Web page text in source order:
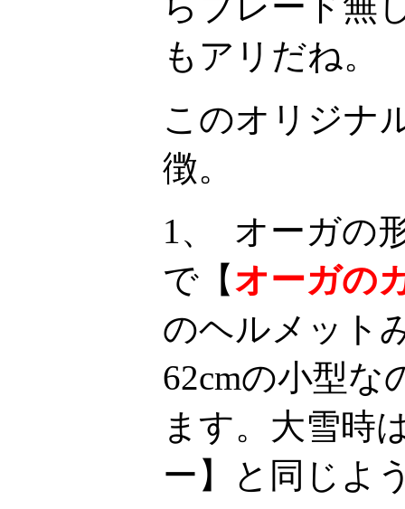
もアリだね。
このオリジナ
徴。
1、 オーガの
で【オーガの
のヘルメット
62cmの小型な
ます。大雪時
ー】と同じよ